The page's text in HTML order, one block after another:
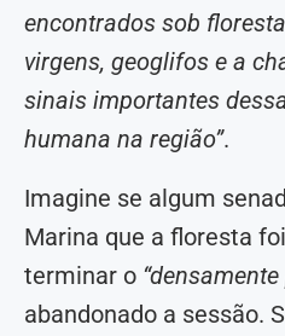
encontrados sob
virgens, geoglifos e a
sinais importantes
humana na região”.
Imagine se algum
Marina que a floresta
terminar o
abandonado a sessão.